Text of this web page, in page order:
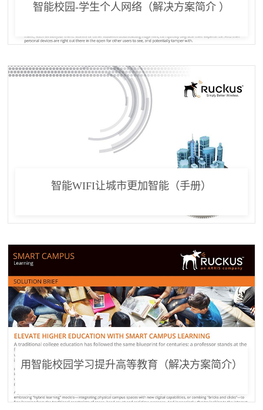
智能校园-学生个人网络（解决方案简介 ）
智能WIFI让城市更加智能（手册）
用智能校园学习提升高等教育（解决方案简介）